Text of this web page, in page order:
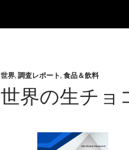
世界,調査レポート,食品＆飲料
世界の生チョ